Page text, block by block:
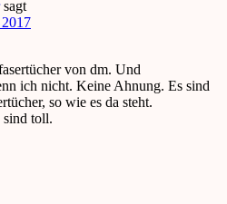
sagt
von dm. Und
ich nicht. Keine Ahnung. Es sind
so wie es da steht.
sind toll.